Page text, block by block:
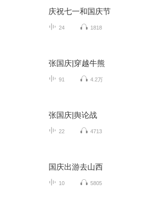
庆祝七一和国庆节
24 1818
张国庆|穿越牛熊
91 4.2万
张国庆|舆论战
22 4713
国庆出游去山西
10 5805